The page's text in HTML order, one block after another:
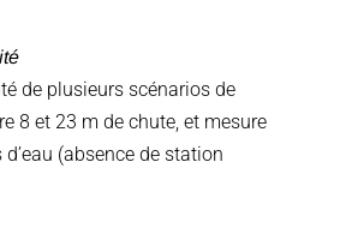
de plusieurs scénarios de
8 et 23 m de chute, et mesure
(absence de station